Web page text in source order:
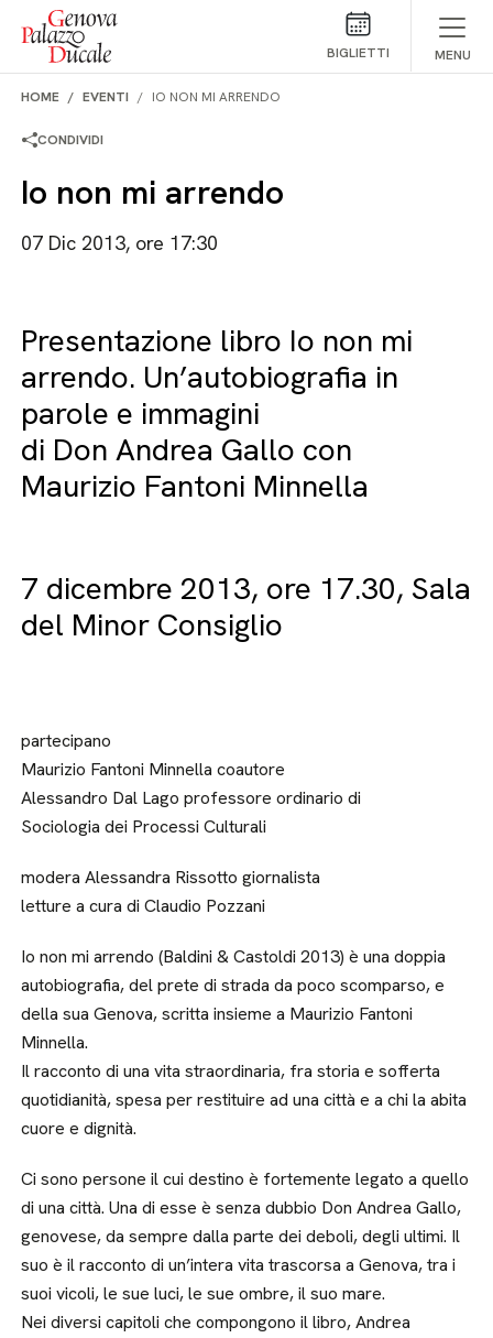
Salta al contenuto
BIGLIETTI MENU
HOME EVENTI IO NON MI ARRENDO
CONDIVIDI
Io non mi arrendo
07 Dic 2013, ore 17:30
Presentazione libro Io non mi
arrendo. Un’autobiografia in
parole e immagini
di Don Andrea Gallo con
Maurizio Fantoni Minnella
7 dicembre 2013, ore 17.30, Sala
del Minor Consiglio
partecipano
Maurizio Fantoni Minnella coautore
Alessandro Dal Lago professore ordinario di
Sociologia dei Processi Culturali
modera Alessandra Rissotto giornalista
letture a cura di Claudio Pozzani
Io non mi arrendo (Baldini & Castoldi 2013) è una doppia
autobiografia, del prete di strada da poco scomparso, e
della sua Genova, scritta insieme a Maurizio Fantoni
Minnella.
Il racconto di una vita straordinaria, fra storia e sofferta
quotidianità, spesa per restituire ad una città e a chi la abita
cuore e dignità.
Ci sono persone il cui destino è fortemente legato a quello
di una città. Una di esse è senza dubbio Don Andrea Gallo,
genovese, da sempre dalla parte dei deboli, degli ultimi. Il
suo è il racconto di un’intera vita trascorsa a Genova, tra i
suoi vicoli, le sue luci, le sue ombre, il suo mare.
Nei diversi capitoli che compongono il libro, Andrea